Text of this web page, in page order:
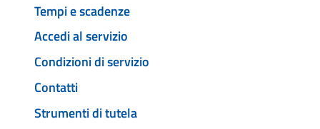
Tempi e scadenze
Accedi al servizio
Condizioni di servizio
Contatti
Strumenti di tutela